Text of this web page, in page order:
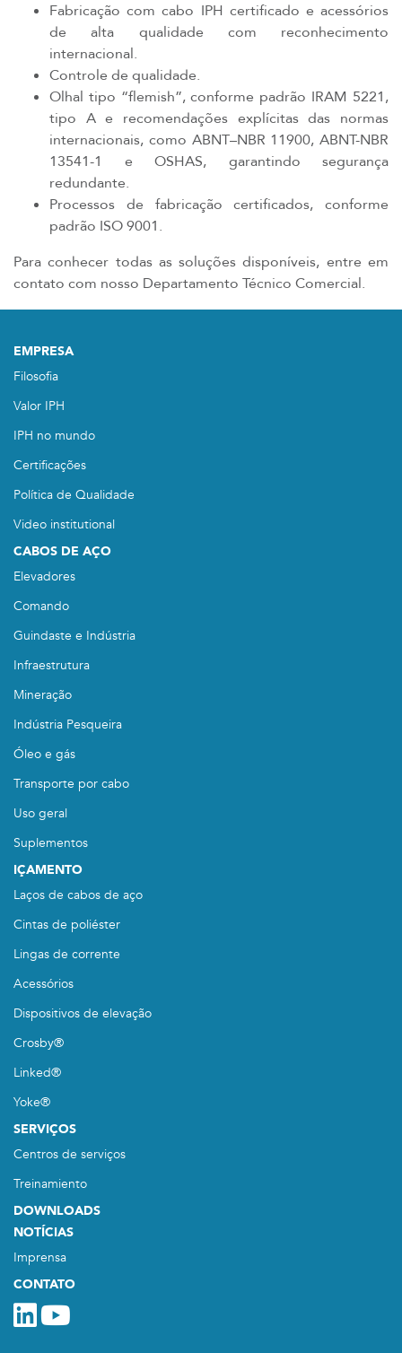
Fabricação com cabo IPH certificado e acessórios
de alta qualidade com reconhecimento
internacional.
Controle de qualidade.
Olhal tipo “flemish”, conforme padrão IRAM 5221,
tipo A e recomendações explícitas das normas
internacionais, como ABNT–NBR 11900, ABNT-NBR
13541-1 e OSHAS, garantindo segurança
redundante.
Processos de fabricação certificados, conforme
padrão ISO 9001.
Para conhecer todas as soluções disponíveis, entre em
contato com nosso Departamento Técnico Comercial.
EMPRESA
Filosofia
Valor IPH
IPH no mundo
Certificações
Política de Qualidade
Video institutional
CABOS DE AÇO
Elevadores
Comando
Guindaste e Indústria
Infraestrutura
Mineração
Indústria Pesqueira
Óleo e gás
Transporte por cabo
Uso geral
Suplementos
IÇAMENTO
Laços de cabos de aço
Cintas de poliéster
Lingas de corrente
Acessórios
Dispositivos de elevação
Crosby®
Linked®
Yoke®
SERVIÇOS
Centros de serviços
Treinamiento
DOWNLOADS
NOTÍCIAS
Imprensa
CONTATO